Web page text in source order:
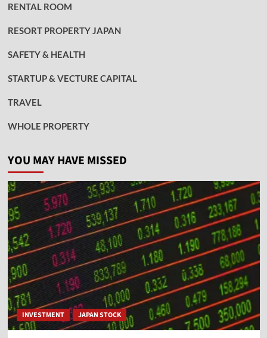
RENTAL ROOM
RESORT PROPERTY JAPAN
SAFETY & HEALTH
STARTUP & VECTURE CAPITAL
TRAVEL
WHOLE PROPERTY
YOU MAY HAVE MISSED
INVESTMENT JAPAN STOCK